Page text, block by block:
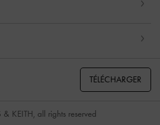
TÉLÉCHARGER
& KEITH, all rights reserved